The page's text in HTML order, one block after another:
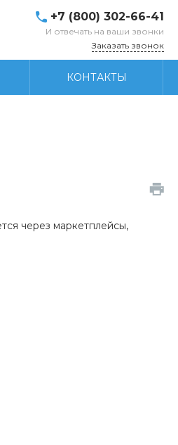
+7 (800) 302-66-41
И отвечать на ваши звонки
Заказать звонок
КОНТАКТЫ
через маркетплейсы,